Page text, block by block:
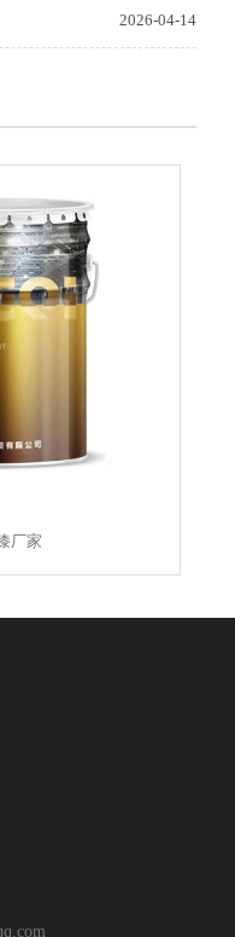
2026-04-14
厂家